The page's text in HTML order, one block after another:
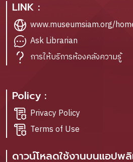
LINK :
www.museumsiam.org/
Ask Librarian
การให้บริการห้องคลังความรู้
Policy :
Privacy Policy
Terms of Use
ดาวน์โหลดใช้งานบนแอปพ